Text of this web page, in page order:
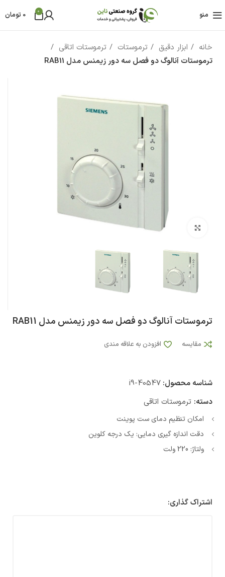
منو 0
0 تومان
خانه ابزار دقیق ترموستات
ترموستات اتاقی
ترموستات آنالوگ دو فصل سه دور زیمنس مدل RAB11
بزرگنمایی تصویر
ترموستات آنالوگ دو فصل سه دور زیمنس مدل RAB11
مقایسه افزودن به علاقه مندی
شناسه محصول: i9-40547
دسته: ترموستات اتاقی
امکان تنظیم دمای ست پوینت
دقت اندازه گیری دمایی: یک درجه کلوین
ولتاژ: 220 ولت
اشتراک گذاری: